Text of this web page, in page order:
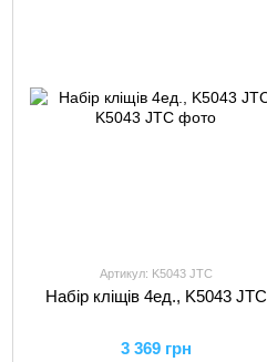
Артикул: K5043 JTC
Набір кліщів 4ед., K5043 JTC
3 369 грн